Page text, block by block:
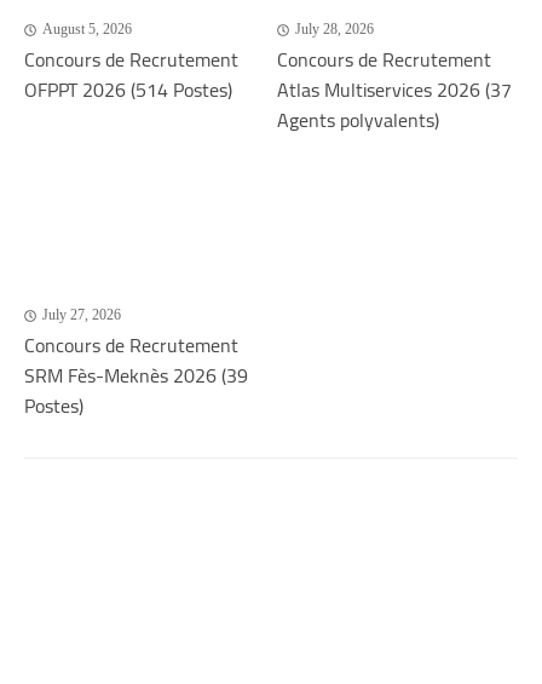
August 5, 2026
Concours de Recrutement
OFPPT 2026 (514 Postes)
July 28, 2026
Concours de Recrutement
Atlas Multiservices 2026 (37
Agents polyvalents)
July 27, 2026
Concours de Recrutement
SRM Fès-Meknès 2026 (39
Postes)